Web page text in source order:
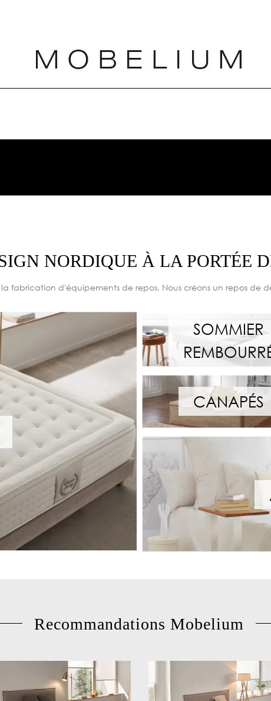
NORDIQUE À LA PORTÉE
la fabrication d'équipements de repos. Nous créons un repos
SOMMIER
CANAPÉS
Recommandations Mobelium